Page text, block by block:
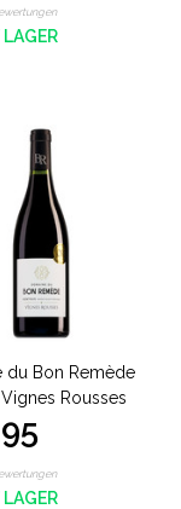
du Bon Remède
Rousses